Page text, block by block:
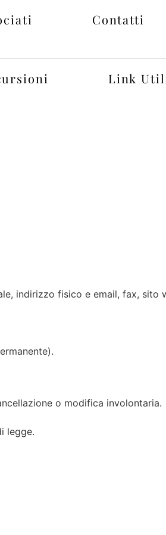
Contatti
Link
indirizzo fisico e email, fax, sito
o modifica involontaria.
legge.